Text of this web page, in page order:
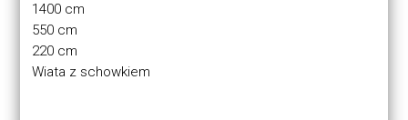
1400 cm
550 cm
220 cm
Wiata z schowkiem